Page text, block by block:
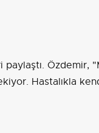
Özdemir,
Hastalıkla